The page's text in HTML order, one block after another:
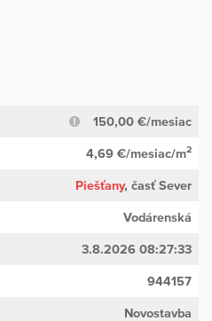
150,00 €/mesiac
4,69 €/mesiac/m2
Piešťany, časť Sever
Vodárenská
3.8.2026 08:27:33
944157
Novostavba